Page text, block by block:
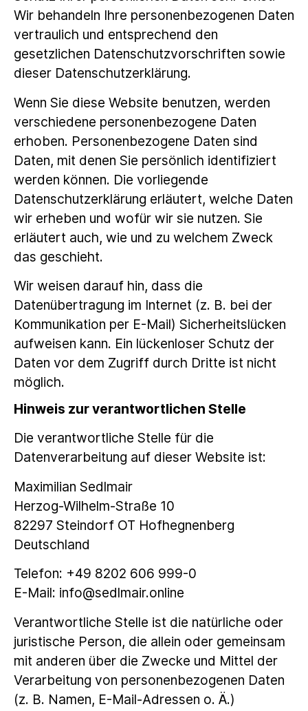
Wir behandeln Ihre personenbezogenen Daten
vertraulich und entsprechend den
gesetzlichen Datenschutzvorschriften sowie
dieser Datenschutzerklärung.
Wenn Sie diese Website benutzen, werden
verschiedene personenbezogene Daten
erhoben. Personenbezogene Daten sind
Daten, mit denen Sie persönlich identifiziert
werden können. Die vorliegende
Datenschutzerklärung erläutert, welche Daten
wir erheben und wofür wir sie nutzen. Sie
erläutert auch, wie und zu welchem Zweck
das geschieht.
Wir weisen darauf hin, dass die
Datenübertragung im Internet (z. B. bei der
Kommunikation per E-Mail) Sicherheitslücken
aufweisen kann. Ein lückenloser Schutz der
Daten vor dem Zugriff durch Dritte ist nicht
möglich.
Hinweis zur verantwortlichen Stelle
Die verantwortliche Stelle für die
Datenverarbeitung auf dieser Website ist:
Maximilian Sedlmair
Herzog-Wilhelm-Straße 10
82297 Steindorf OT Hofhegnenberg
Deutschland
Telefon: +49 8202 606 999-0
E-Mail: info@sedlmair.online
Verantwortliche Stelle ist die natürliche oder
juristische Person, die allein oder gemeinsam
mit anderen über die Zwecke und Mittel der
Verarbeitung von personenbezogenen Daten
(z. B. Namen, E-Mail-Adressen o. Ä.)